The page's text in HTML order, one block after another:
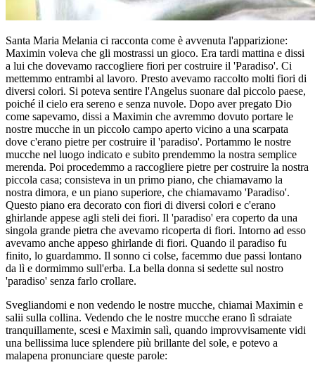
Santa Maria Melania ci racconta come è avvenuta l'apparizione:
Maximin voleva che gli mostrassi un gioco. Era tardi mattina e dissi
a lui che dovevamo raccogliere fiori per costruire il 'Paradiso'. Ci
mettemmo entrambi al lavoro. Presto avevamo raccolto molti fiori di
diversi colori. Si poteva sentire l'Angelus suonare dal piccolo paese,
poiché il cielo era sereno e senza nuvole. Dopo aver pregato Dio
come sapevamo, dissi a Maximin che avremmo dovuto portare le
nostre mucche in un piccolo campo aperto vicino a una scarpata
dove c'erano pietre per costruire il 'paradiso'. Portammo le nostre
mucche nel luogo indicato e subito prendemmo la nostra semplice
merenda. Poi procedemmo a raccogliere pietre per costruire la nostra
piccola casa; consisteva in un primo piano, che chiamavamo la
nostra dimora, e un piano superiore, che chiamavamo 'Paradiso'.
Questo piano era decorato con fiori di diversi colori e c'erano
ghirlande appese agli steli dei fiori. Il 'paradiso' era coperto da una
singola grande pietra che avevamo ricoperta di fiori. Intorno ad esso
avevamo anche appeso ghirlande di fiori. Quando il paradiso fu
finito, lo guardammo. Il sonno ci colse, facemmo due passi lontano
da lì e dormimmo sull'erba. La bella donna si sedette sul nostro
'paradiso' senza farlo crollare.
Svegliandomi e non vedendo le nostre mucche, chiamai Maximin e
salii sulla collina. Vedendo che le nostre mucche erano lì sdraiate
tranquillamente, scesi e Maximin salì, quando improvvisamente vidi
una bellissima luce splendere più brillante del sole, e potevo a
malapena pronunciare queste parole: